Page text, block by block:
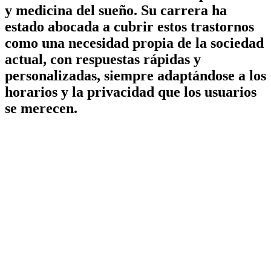
y medicina del sueño. Su carrera ha
estado abocada a cubrir estos trastornos
como una necesidad propia de la sociedad
actual, con respuestas rápidas y
personalizadas, siempre adaptándose a los
horarios y la privacidad que los usuarios
se merecen.